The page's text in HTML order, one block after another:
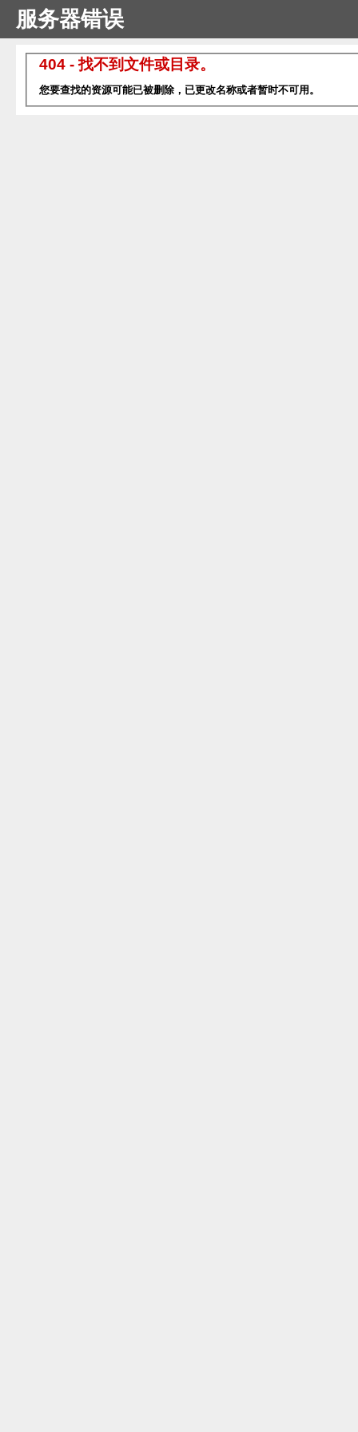
服务器错误
404 - 找不到文件或目录。
您要查找的资源可能已被删除，已更改名称或者暂时不可用。